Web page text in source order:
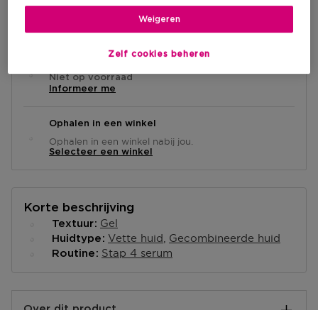
BEKIJK WINKELVOORRAAD
Levering aan huis
Niet op voorraad
Informeer me
Ophalen in een winkel
Ophalen in een winkel nabij jou.
Selecteer een winkel
Korte beschrijving
Textuur Gel
Huidtype Vette huid Gecombineerde huid
Routine Stap 4 serum
Zelf cookies beheren
Weigeren